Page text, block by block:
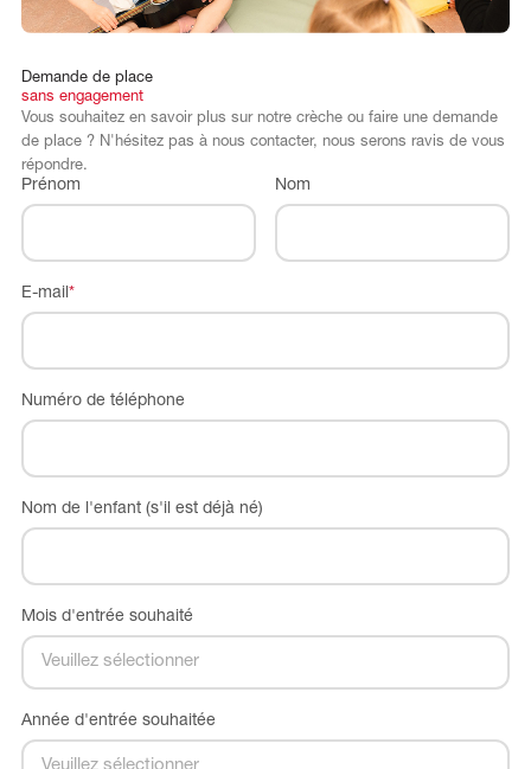
Demande de place
sans engagement
Vous souhaitez en savoir plus sur notre crèche ou faire une demande
de place ? N'hésitez pas à nous contacter, nous serons ravis de vous
répondre.
Prénom Nom
E-mail *
Numéro de téléphone
Nom de l'enfant (s'il est déjà né)
Mois d'entrée souhaité
Année d'entrée souhaitée